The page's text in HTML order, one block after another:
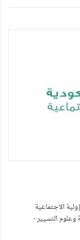
الاجتماعية
وعلوم التسيير -